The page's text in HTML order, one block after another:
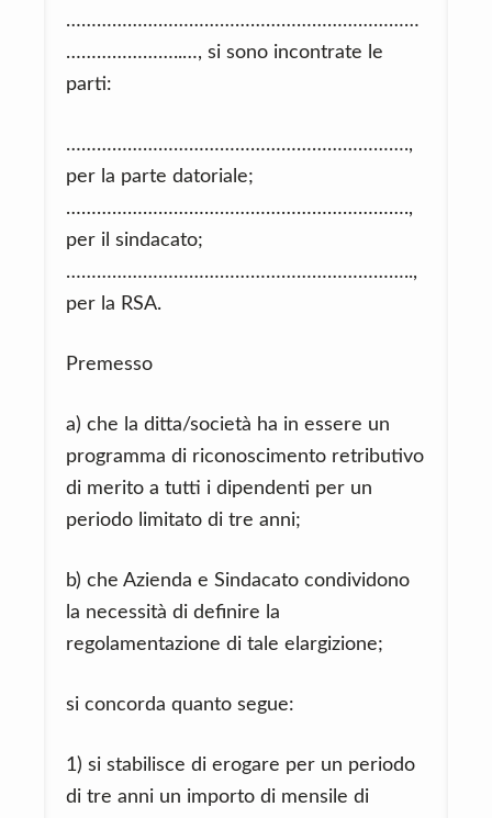
……………………………………………………………
…………………..…, si sono incontrate le
parti:
………………………………………………………….,
per la parte datoriale;
………………………………………………………….,
per il sindacato;
…………………………………………………………..,
per la RSA.
Premesso
a) che la ditta/società ha in essere un
programma di riconoscimento retributivo
di merito a tutti i dipendenti per un
periodo limitato di tre anni;
b) che Azienda e Sindacato condividono
la necessità di definire la
regolamentazione di tale elargizione;
si concorda quanto segue:
1) si stabilisce di erogare per un periodo
di tre anni un importo di mensile di